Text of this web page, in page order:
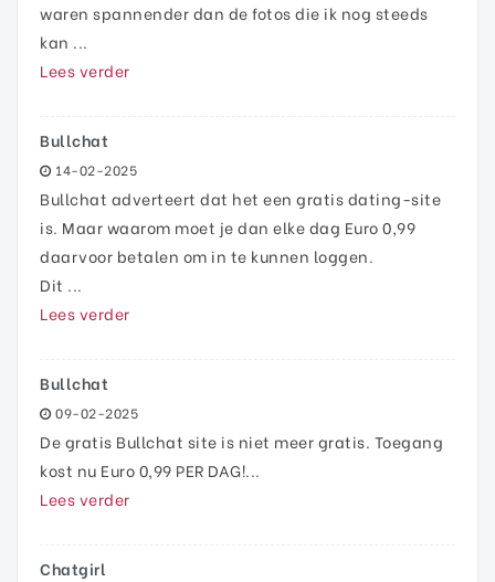
waren spannender dan de fotos die ik nog steeds
kan ...
Lees verder
Bullchat
14-02-2025
Bullchat adverteert dat het een gratis dating-site
is. Maar waarom moet je dan elke dag Euro 0,99
daarvoor betalen om in te kunnen loggen.
Dit ...
Lees verder
Bullchat
09-02-2025
De gratis Bullchat site is niet meer gratis. Toegang
kost nu Euro 0,99 PER DAG!...
Lees verder
Chatgirl